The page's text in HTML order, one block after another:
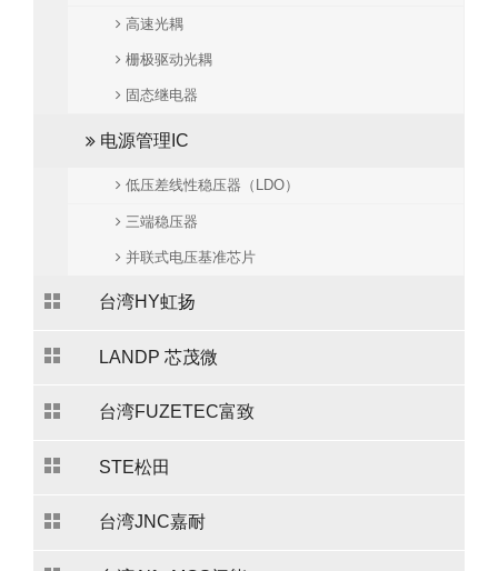
高速光耦
栅极驱动光耦
固态继电器
电源管理IC
低压差线性稳压器（LDO）
三端稳压器
并联式电压基准芯片
台湾HY虹扬
LANDP 芯茂微
台湾FUZETEC富致
STE松田
台湾JNC嘉耐